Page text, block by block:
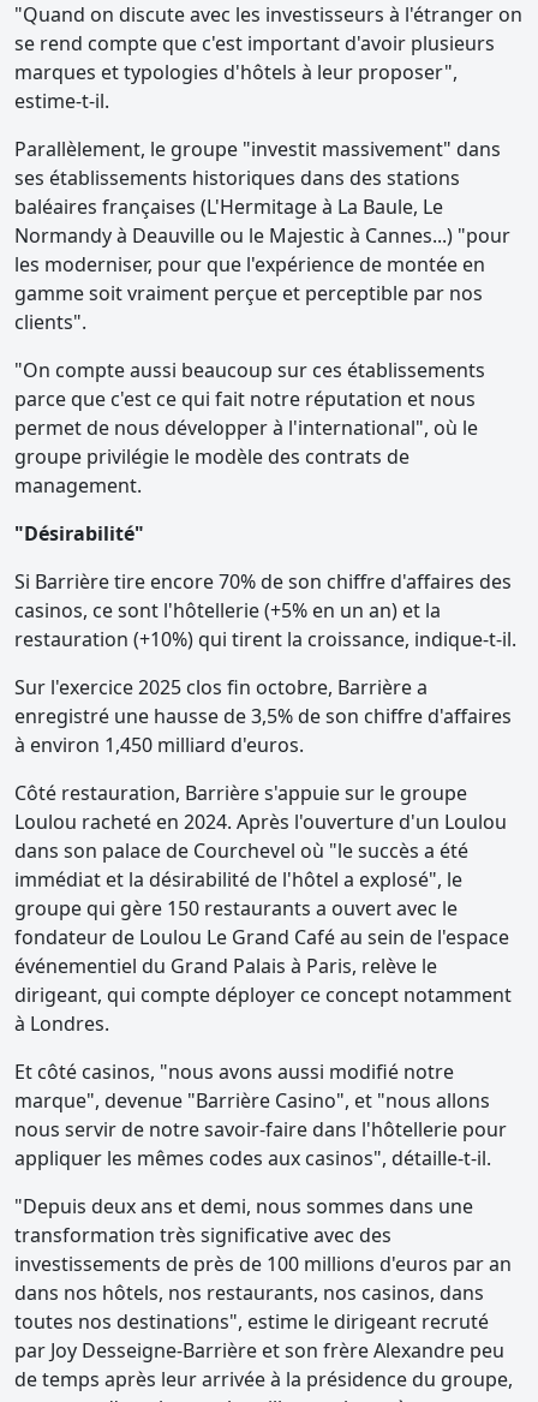
"Quand on discute avec les investisseurs à l'étranger on
se rend compte que c'est important d'avoir plusieurs
marques et typologies d'hôtels à leur proposer",
estime-t-il.
Parallèlement, le groupe "investit massivement" dans
ses établissements historiques dans des stations
baléaires françaises (L'Hermitage à La Baule, Le
Normandy à Deauville ou le Majestic à Cannes...) "pour
les moderniser, pour que l'expérience de montée en
gamme soit vraiment perçue et perceptible par nos
clients".
"On compte aussi beaucoup sur ces établissements
parce que c'est ce qui fait notre réputation et nous
permet de nous développer à l'international", où le
groupe privilégie le modèle des contrats de
management.
"Désirabilité"
Si Barrière tire encore 70% de son chiffre d'affaires des
casinos, ce sont l'hôtellerie (+5% en un an) et la
restauration (+10%) qui tirent la croissance, indique-t-il.
Sur l'exercice 2025 clos fin octobre, Barrière a
enregistré une hausse de 3,5% de son chiffre d'affaires
à environ 1,450 milliard d'euros.
Côté restauration, Barrière s'appuie sur le groupe
Loulou racheté en 2024. Après l'ouverture d'un Loulou
dans son palace de Courchevel où "le succès a été
immédiat et la désirabilité de l'hôtel a explosé", le
groupe qui gère 150 restaurants a ouvert avec le
fondateur de Loulou Le Grand Café au sein de l'espace
événementiel du Grand Palais à Paris, relève le
dirigeant, qui compte déployer ce concept notamment
à Londres.
Et côté casinos, "nous avons aussi modifié notre
marque", devenue "Barrière Casino", et "nous allons
nous servir de notre savoir-faire dans l'hôtellerie pour
appliquer les mêmes codes aux casinos", détaille-t-il.
"Depuis deux ans et demi, nous sommes dans une
transformation très significative avec des
investissements de près de 100 millions d'euros par an
dans nos hôtels, nos restaurants, nos casinos, dans
toutes nos destinations", estime le dirigeant recruté
par Joy Desseigne-Barrière et son frère Alexandre peu
de temps après leur arrivée à la présidence du groupe,